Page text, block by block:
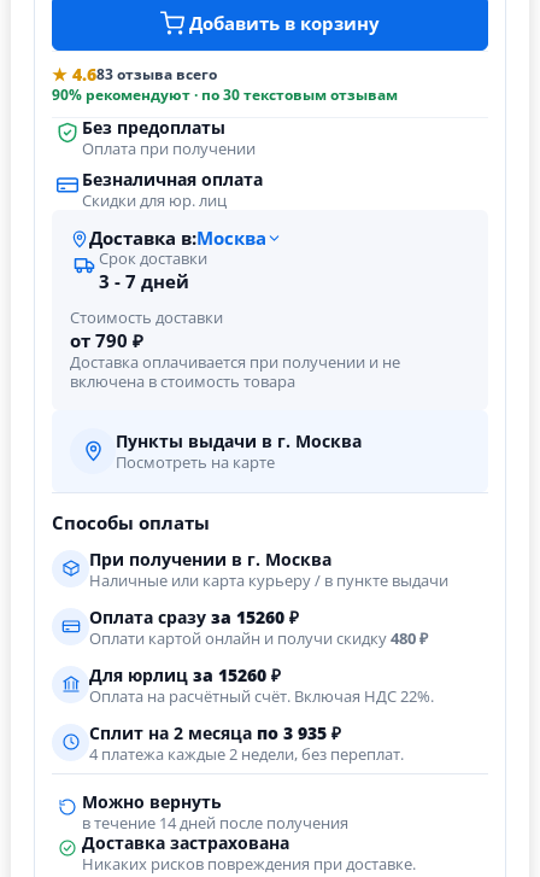
Добавить в корзину
★ 4.683 отзыва всего
90% рекомендуют · по 30 текстовым отзывам
Без предоплаты
Оплата при получении
Безналичная оплата
Скидки для юр. лиц
Доставка в:Москва
Срок доставки
3 - 7 дней
Стоимость доставки
от 790 ₽
Доставка оплачивается при получении и не
включена в стоимость товара
Пункты выдачи в г. Москва
Посмотреть на карте
Способы оплаты
При получении в г. Москва
Наличные или карта курьеру / в пункте выдачи
Оплата сразу за 15260 ₽
Оплати картой онлайн и получи скидку480 ₽
Для юрлиц за 15260 ₽
Оплата на расчётный счёт. Включая НДС 22%.
Сплит на 2 месяца по 3 935 ₽
4 платежа каждые 2 недели, без переплат.
Можно вернуть
в течение 14 дней после получения
Доставка застрахована
Никаких рисков повреждения при доставке.